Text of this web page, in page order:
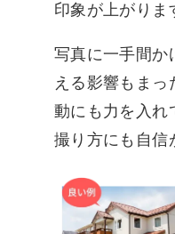
印象が上がりま
写真に一手間か
える影響もま
動にも力を入れ
撮り方にも自信